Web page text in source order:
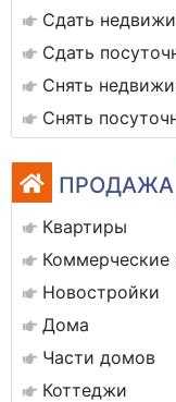
Сдать
Сдать
Снять
Снять
ПРОДАЖА
Квартиры
Коммерческие
Новостройки
Дома
Части домов
Коттеджи